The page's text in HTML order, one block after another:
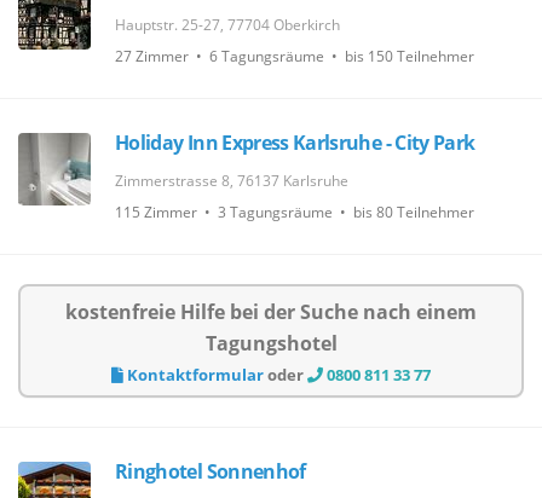
Hauptstr. 25-27, 77704 Oberkirch
27 Zimmer • 6 Tagungsräume • bis 150 Teilnehmer
Holiday Inn Express Karlsruhe - City Park
Zimmerstrasse 8, 76137 Karlsruhe
115 Zimmer • 3 Tagungsräume • bis 80 Teilnehmer
kostenfreie Hilfe bei der Suche nach einem
Tagungshotel
Kontaktformularoder 0800 811 33 77
Ringhotel Sonnenhof